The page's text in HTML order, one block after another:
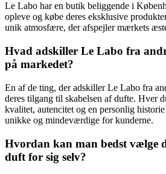
Le Labo har en butik beliggende i
opleve og købe deres eksklusive
unik atmosfære, der afspejler mærkets
Hvad adskiller Le Labo fra
på markedet?
En af de ting, der adskiller Le Labo fra
deres tilgang til skabelsen af dufte. Hver
kvalitet, autencitet og en personlig
unikke og mindeværdige for kunderne.
Hvordan kan man bedst vælge
duft for sig selv?